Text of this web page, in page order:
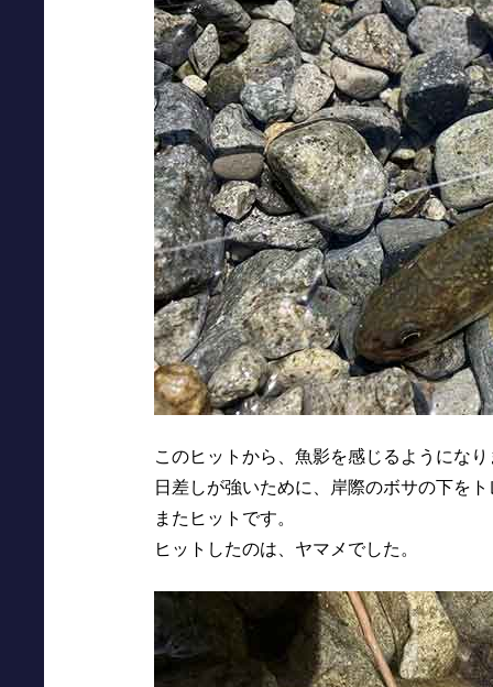
このヒットから、魚影を感じるようにな
日差しが強いために、岸際のボサの下を
またヒットです。
ヒットしたのは、ヤマメでした。